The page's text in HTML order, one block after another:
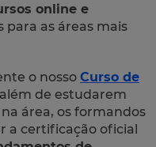
online e
para as áreas mais
o nosso Curso de
de estudarem
área, os formandos
a certificação oficial